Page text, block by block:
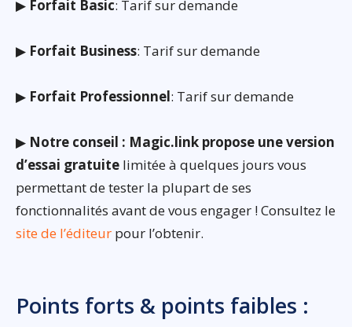
▶ Forfait Basic: Tarif sur demande
▶ Forfait Business: Tarif sur demande
▶ Forfait Professionnel: Tarif sur demande
▶ Notre conseil : Magic.link propose une version
d’essai gratuite limitée à quelques jours vous
permettant de tester la plupart de ses
fonctionnalités avant de vous engager ! Consultez le
site de l’éditeur pour l’obtenir.
Points forts & points faibles :